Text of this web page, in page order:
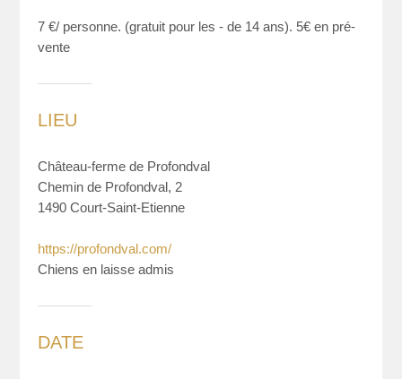
7 €/ personne. (gratuit pour les - de 14 ans). 5€ en pré-
vente
LIEU
Château-ferme de Profondval
Chemin de Profondval, 2
1490 Court-Saint-Etienne
https://profondval.com/
Chiens en laisse admis
DATE